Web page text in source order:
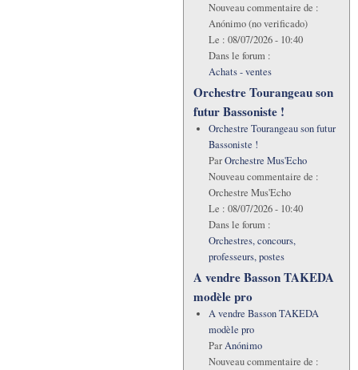
Nouveau commentaire de :
Anónimo (no verificado)
Le : 08/07/2026 - 10:40
Dans le forum :
Achats - ventes
Orchestre Tourangeau son
futur Bassoniste !
Orchestre Tourangeau son futur
Bassoniste !
ParOrchestre Mus'Echo
Nouveau commentaire de :
Orchestre Mus'Echo
Le : 08/07/2026 - 10:40
Dans le forum :
Orchestres, concours,
professeurs, postes
A vendre Basson TAKEDA
modèle pro
A vendre Basson TAKEDA
modèle pro
ParAnónimo
Nouveau commentaire de :